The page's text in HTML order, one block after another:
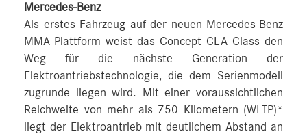
Mercedes-Benz
Als erstes Fahrzeug auf der neuen Mercedes-Benz
MMA-Plattform weist das Concept CLA Class den
Weg für die nächste Generation der
Elektroantriebstechnologie, die dem Serienmodell
zugrunde liegen wird. Mit einer voraussichtlichen
Reichweite von mehr als 750 Kilometern (WLTP)*
liegt der Elektroantrieb mit deutlichem Abstand an